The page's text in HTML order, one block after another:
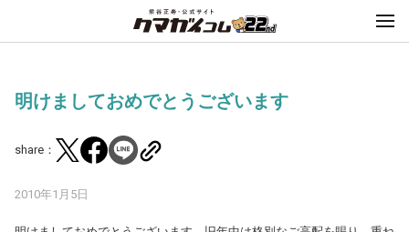
明けましておめでとうございます
share：
2010年1月5日